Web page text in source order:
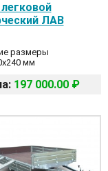
ЛАВ
размеры
мм
197 000.00 ₽